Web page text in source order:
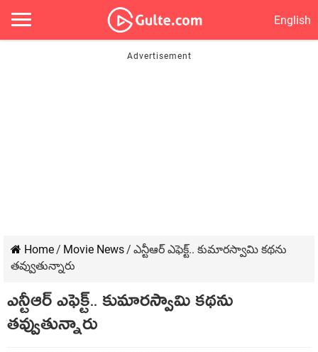
English
Home/ Movie News/ ఎన్టీఆర్ ఎఫెక్ట్.. కుమార‌స్వామి క‌థ‌ను
త‌వ్వుతున్నారు
ఎన్టీఆర్ ఎఫెక్ట్.. కుమార‌స్వామి క‌థ‌ను
త‌వ్వుతున్నారు